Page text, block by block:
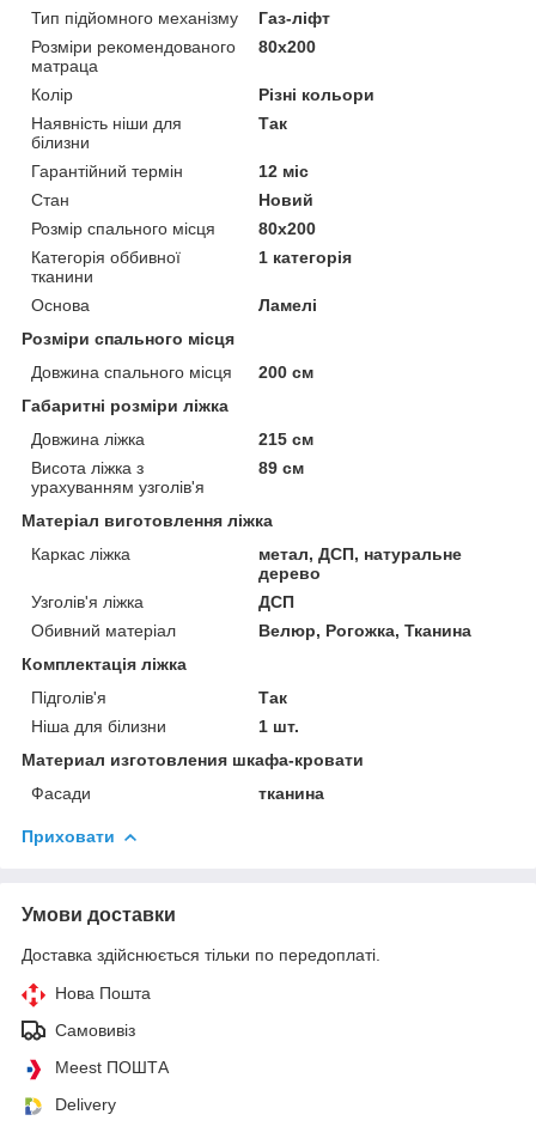
Тип підйомного механізму
Газ-ліфт
Розміри рекомендованого
матраца
80х200
Колір
Різні кольори
Наявність ніши для
білизни
Так
Гарантійний термін
12 міс
Стан
Новий
Розмір спального місця
80х200
Категорія оббивної
тканини
1 категорія
Основа
Ламелі
Розміри спального місця
Довжина спального місця
200 см
Габаритні розміри ліжка
Довжина ліжка
215 см
Висота ліжка з
урахуванням узголів'я
89 см
Матеріал виготовлення ліжка
Каркас ліжка
метал, ДСП, натуральне
дерево
Узголів'я ліжка
ДСП
Обивний матеріал
Велюр, Рогожка, Тканина
Комплектація ліжка
Підголів'я
Так
Ніша для білизни
1 шт.
Материал изготовления шкафа-кровати
Фасади
тканина
Приховати
Умови доставки
Доставка здійснюється тільки по передоплаті.
Нова Пошта
Самовивіз
Meest ПОШТА
Delivery